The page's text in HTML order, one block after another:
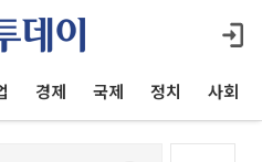
경제 국제 정치 사회